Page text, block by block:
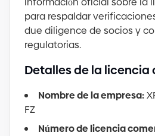
para respaldar
due diligence de socios y
regulatorias.
Detalles de la licencia
Nombre de la empresa:
FZ
Número de licencia